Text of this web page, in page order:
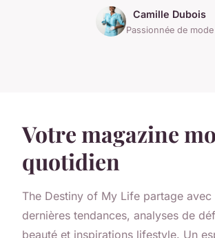
Camille Dubois
Passionnée de mode
Votre magazine
quotidien
The Destiny of My Life partage avec
dernières tendances, analyses de
beauté et inspirations lifestyle. Un